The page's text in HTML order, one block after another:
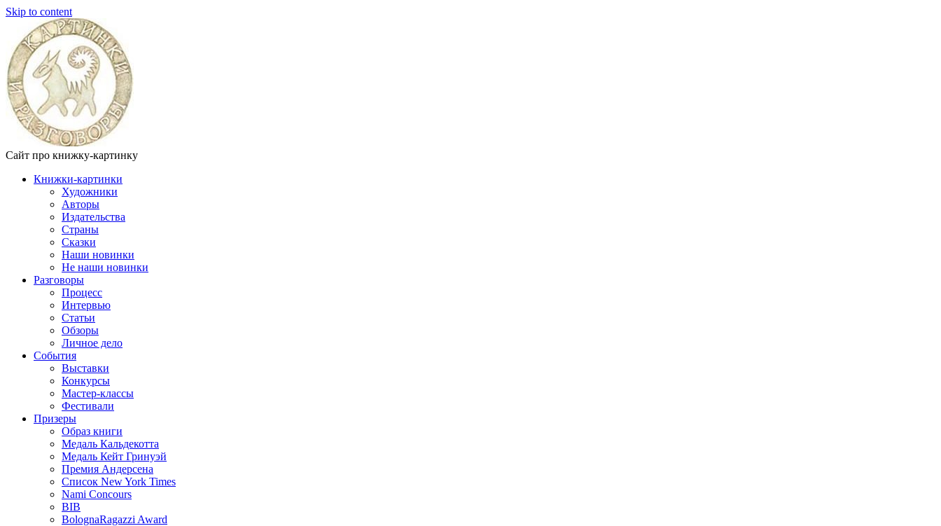
Skip to content
Сайт про книжку-картинку
Книжки-картинки
Художники
Авторы
Издательства
Страны
Сказки
Наши новинки
Не наши новинки
Разговоры
Процесс
Интервью
Статьи
Обзоры
Личное дело
События
Выставки
Конкурсы
Мастер-классы
Фестивали
Призеры
Образ книги
Медаль Кальдекотта
Медаль Кейт Гринуэй
Премия Андерсена
Список New York Times
Nami Concours
BIB
BolognaRagazzi Award